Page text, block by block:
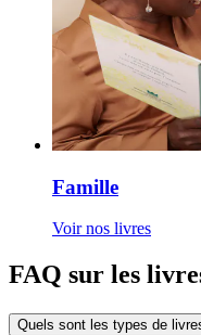
Famille
Voir nos livres
FAQ sur les
Quels sont les types de